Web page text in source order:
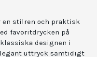
en stilren och praktisk
favoritdrycken på
designen i
uttryck samtidigt